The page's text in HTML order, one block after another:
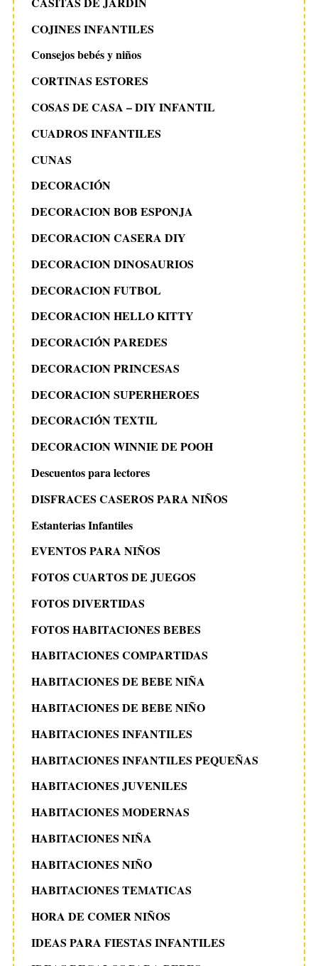
COJINES INFANTILES
Consejos bebés y niños
CORTINAS ESTORES
COSAS DE CASA – DIY INFANTIL
CUADROS INFANTILES
CUNAS
DECORACIÓN
DECORACION BOB ESPONJA
DECORACION CASERA DIY
DECORACION DINOSAURIOS
DECORACION FUTBOL
DECORACION HELLO KITTY
DECORACIÓN PAREDES
DECORACION PRINCESAS
DECORACION SUPERHEROES
DECORACIÓN TEXTIL
DECORACION WINNIE DE POOH
Descuentos para lectores
DISFRACES CASEROS PARA NIÑOS
Estanterias Infantiles
EVENTOS PARA NIÑOS
FOTOS CUARTOS DE JUEGOS
FOTOS DIVERTIDAS
FOTOS HABITACIONES BEBES
HABITACIONES COMPARTIDAS
HABITACIONES DE BEBE NIÑA
HABITACIONES DE BEBE NIÑO
HABITACIONES INFANTILES
HABITACIONES INFANTILES PEQUEÑAS
HABITACIONES JUVENILES
HABITACIONES MODERNAS
HABITACIONES NIÑA
HABITACIONES NIÑO
HABITACIONES TEMATICAS
HORA DE COMER NIÑOS
IDEAS PARA FIESTAS INFANTILES